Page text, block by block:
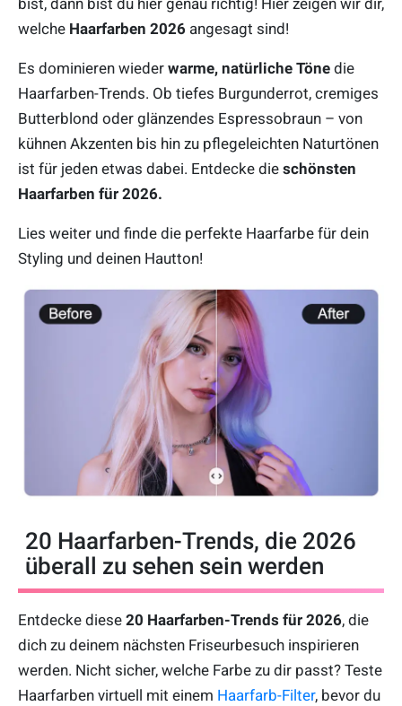
bist, dann bist du hier genau richtig! Hier zeigen wir dir,
welche Haarfarben 2026 angesagt sind!
Es dominieren wieder warme, natürliche Töne die
Haarfarben-Trends. Ob tiefes Burgunderrot, cremiges
Butterblond oder glänzendes Espressobraun – von
kühnen Akzenten bis hin zu pflegeleichten Naturtönen
ist für jeden etwas dabei. Entdecke die schönsten
Haarfarben für 2026.
Lies weiter und finde die perfekte Haarfarbe für dein
Styling und deinen Hautton!
20 Haarfarben-Trends, die 2026
überall zu sehen sein werden
Entdecke diese 20 Haarfarben-Trends für 2026, die
dich zu deinem nächsten Friseurbesuch inspirieren
werden. Nicht sicher, welche Farbe zu dir passt? Teste
Haarfarben virtuell mit einem Haarfarb-Filter, bevor du